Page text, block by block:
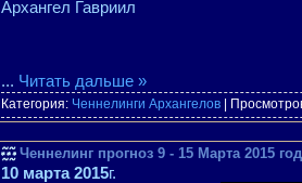
Архангел Гавриил
... Читать дальше »
Категория: Ченнелинги Архангелов |
Ченнелинг прогноз 9 - 15 Марта 2015
10 марта 2015г.